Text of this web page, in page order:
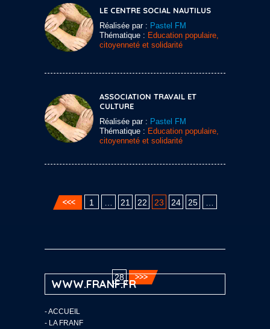
LE CENTRE SOCIAL NAUTILUS
Réalisée par : Pastel FM
Thématique : Education populaire,
citoyenneté et solidarité
ASSOCIATION TRAVAIL ET
CULTURE
Réalisée par : Pastel FM
Thématique : Education populaire,
citoyenneté et solidarité
1 21 22 23 24 25
28
WWW.FRANF.FR
-ACCUEIL
- LA FRANF